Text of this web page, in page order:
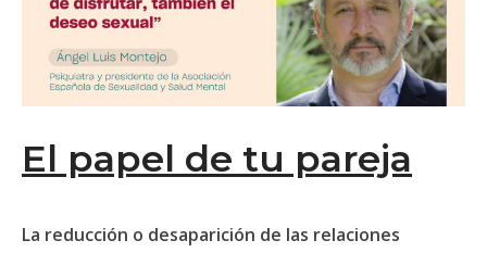
El papel de tu pareja
La reducción o desaparición de las relaciones